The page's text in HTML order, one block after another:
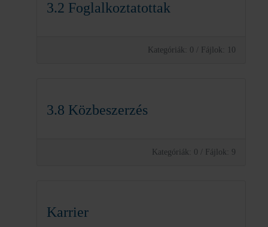
3.2 Foglalkoztatottak
Kategóriák: 0 / Fájlok: 10
3.8 Közbeszerzés
Kategóriák: 0 / Fájlok: 9
Karrier